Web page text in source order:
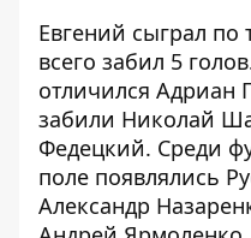
Евгений сыграл
всего забил 5
отличился Адриан
забили Николай
Федецкий. Среди
поле появлялись
Александр